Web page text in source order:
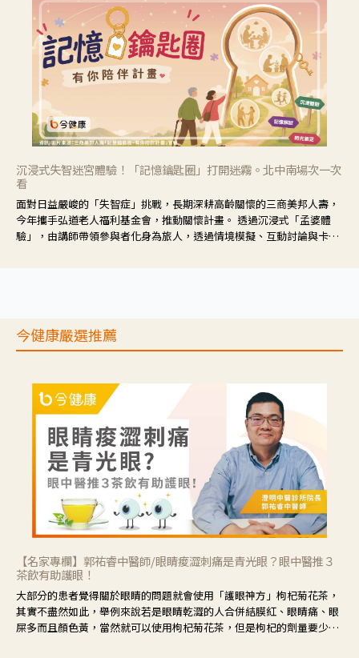
沉浸式失智迷宮體驗！「記憶鑰匙圈」打開迷霧。北中南場次一次
看
面對日益嚴峻的「失智症」挑戰，長期深耕高齡關懷的三商美邦人壽，
今年攜手弘道老人福利基金會，推動關懷計畫。 透過沉浸式「孟婆體
驗」，由講師帶領參與者化身為旅人，透過情境模擬、互動討論與卡牌
今健康嚴選推薦
【名家專欄】郭祐睿中醫師/眼睛痠澀刺痛是青光眼？眼中醫推３
茶飲有助護眼！
大部分的患者覺得關於眼睛的問題就會使用「護眼神方」枸杞菊花茶，
其實不盡然如此，舉例來說若是眼睛乾澀的人合併結膜紅、眼睛痛、眼
屎多而且顏色黃，當然就可以使用枸杞菊花茶，但是枸杞的劑量要少，